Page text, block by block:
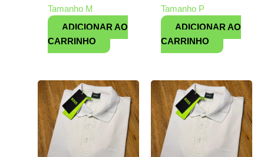
Tamanho M
ADICIONAR AO
CARRINHO
Tamanho P
ADICIONAR AO
CARRINHO